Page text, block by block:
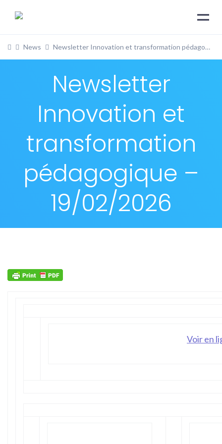
News Newsletter Innovation et transformation pédagogique – 19/02/2026
Newsletter
Innovation et
transformation
pédagogique –
19/02/2026
Voir en